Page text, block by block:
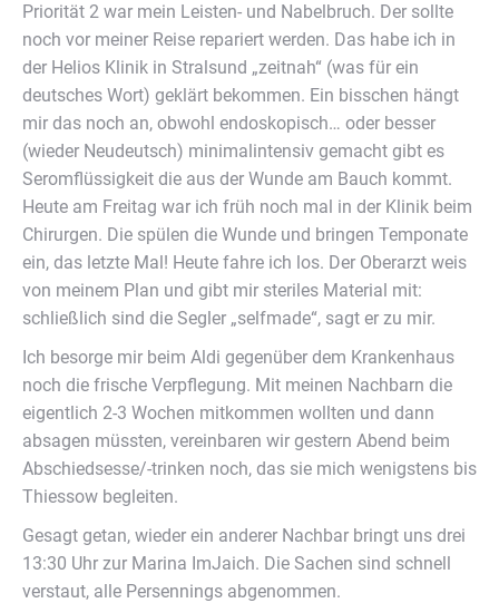
Priorität 2 war mein Leisten- und Nabelbruch. Der sollte
noch vor meiner Reise repariert werden. Das habe ich in
der Helios Klinik in Stralsund „zeitnah“ (was für ein
deutsches Wort) geklärt bekommen. Ein bisschen hängt
mir das noch an, obwohl endoskopisch… oder besser
(wieder Neudeutsch) minimalintensiv gemacht gibt es
Seromflüssigkeit die aus der Wunde am Bauch kommt.
Heute am Freitag war ich früh noch mal in der Klinik beim
Chirurgen. Die spülen die Wunde und bringen Temponate
ein, das letzte Mal! Heute fahre ich los. Der Oberarzt weis
von meinem Plan und gibt mir steriles Material mit:
schließlich sind die Segler „selfmade“, sagt er zu mir.
Ich besorge mir beim Aldi gegenüber dem Krankenhaus
noch die frische Verpflegung. Mit meinen Nachbarn die
eigentlich 2-3 Wochen mitkommen wollten und dann
absagen müssten, vereinbaren wir gestern Abend beim
Abschiedsesse/-trinken noch, das sie mich wenigstens bis
Thiessow begleiten.
Gesagt getan, wieder ein anderer Nachbar bringt uns drei
13:30 Uhr zur Marina ImJaich. Die Sachen sind schnell
verstaut, alle Persennings abgenommen.